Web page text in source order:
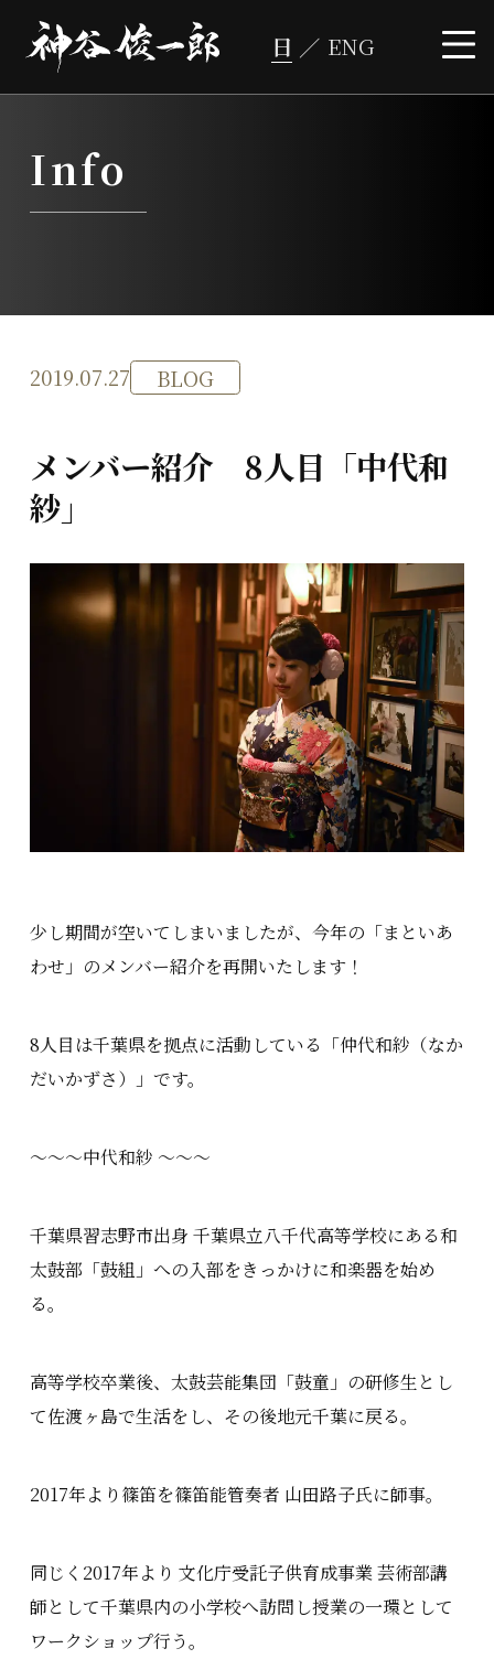
ス
Info
2019.07.27 BLOG
メンバー紹介 8人目「中代和
紗」
少し期間が空いてしまいましたが、今年の「まといあ
わせ」のメンバー紹介を再開いたします！
8人目は千葉県を拠点に活動している「仲代和紗（なか
だいかずさ）」です。
〜〜〜中代和紗 〜〜〜
千葉県習志野市出身 千葉県立八千代高等学校にある和
太鼓部「鼓組」への入部をきっかけに和楽器を始め
る。
高等学校卒業後、太鼓芸能集団「鼓童」の研修生とし
て佐渡ヶ島で生活をし、その後地元千葉に戻る。
2017年より篠笛を篠笛能管奏者 山田路子氏に師事。
同じく2017年より 文化庁受託子供育成事業 芸術部講
師として千葉県内の小学校へ訪問し授業の一環として
ワークショップ行う。